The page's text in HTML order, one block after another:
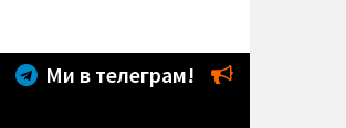
Ми в телеграм!